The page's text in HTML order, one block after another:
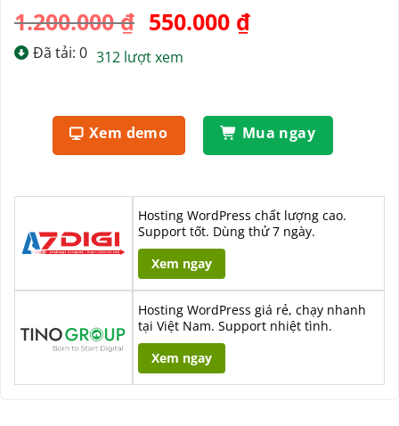
1.200.000₫ Giá
gốc
là:
550.000 ₫Giá
550.000 ₫.
Đã tải: 0 312 lượt xem
Xem demo Mua ngay
Hosting WordPress chất lượng cao.
Support tốt. Dùng thử 7 ngày.
Xem ngay
Hosting WordPress giá rẻ, chạy nhanh
tại Việt Nam. Support nhiệt tình.
Xem ngay